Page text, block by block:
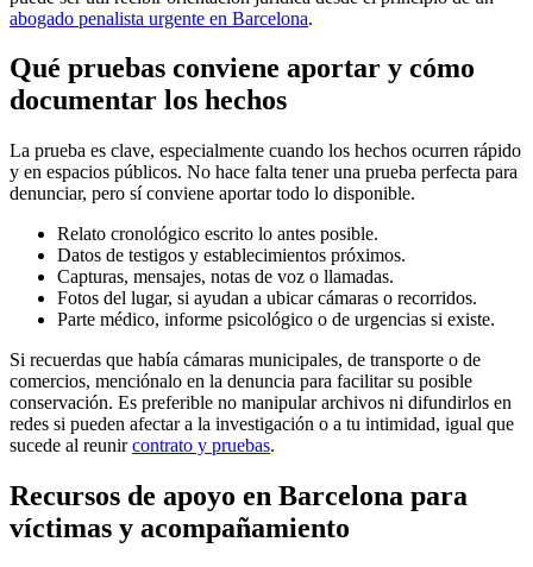
abogado penalista urgente en Barcelona.
Qué pruebas conviene aportar y cómo
documentar los hechos
La prueba es clave, especialmente cuando los hechos ocurren rápido
y en espacios públicos. No hace falta tener una prueba perfecta para
denunciar, pero sí conviene aportar todo lo disponible.
Relato cronológico escrito lo antes posible.
Datos de testigos y establecimientos próximos.
Capturas, mensajes, notas de voz o llamadas.
Fotos del lugar, si ayudan a ubicar cámaras o recorridos.
Parte médico, informe psicológico o de urgencias si existe.
Si recuerdas que había cámaras municipales, de transporte o de
comercios, menciónalo en la denuncia para facilitar su posible
conservación. Es preferible no manipular archivos ni difundirlos en
redes si pueden afectar a la investigación o a tu intimidad, igual que
sucede al reunircontrato y pruebas.
Recursos de apoyo en Barcelona para
víctimas y acompañamiento